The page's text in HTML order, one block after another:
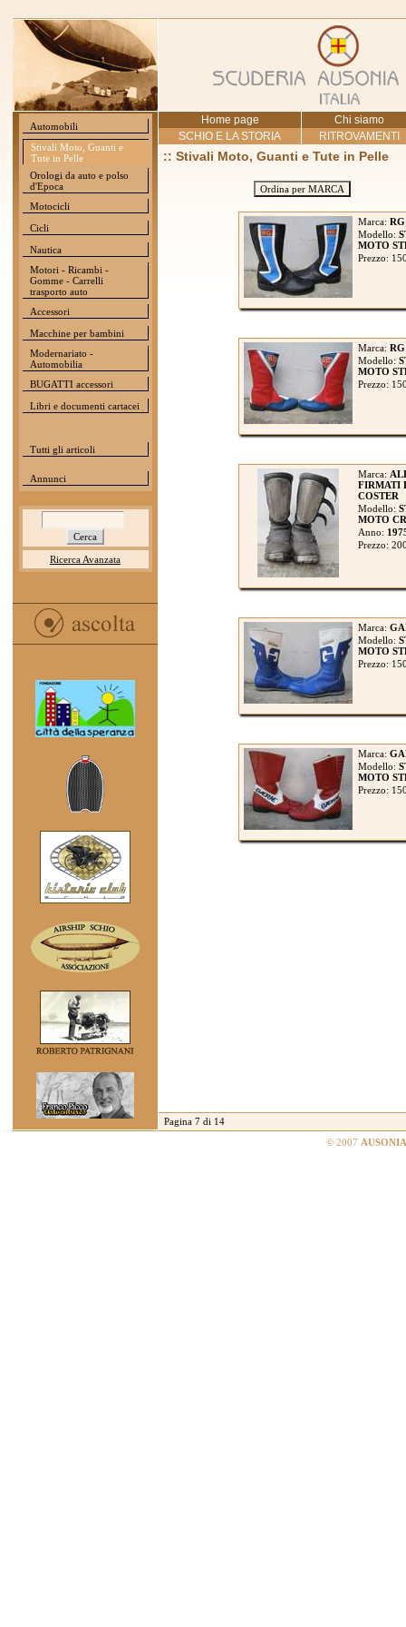
Automobili
Stivali Moto, Guanti e
Tute in Pelle
Orologi da auto e polso
d'Epoca
Motocicli
Cicli
Nautica
Motori - Ricambi -
Gomme - Carrelli
trasporto auto
Accessori
Macchine per bambini
Modernariato -
Automobilia
BUGATTI accessori
Libri e documenti cartacei
Tutti gli articoli
Annunci
Ricerca Avanzata
Home page
Chi siamo
SCHIO E LA STORIA
RITROVAMENTI
:: Stivali Moto, Guanti e Tute in Pelle
Ordina per MARCA
Marca: RG
Modello:
MOTO
Prezzo:
Marca: RG
Modello:
MOTO
Prezzo:
Marca:
FIRMATI
COSTER
Modello:
MOTO
Anno:
Prezzo:
Marca:
Modello:
MOTO
Prezzo:
Marca:
Modello:
MOTO
Prezzo:
Pagina 7 di 14
© 2007